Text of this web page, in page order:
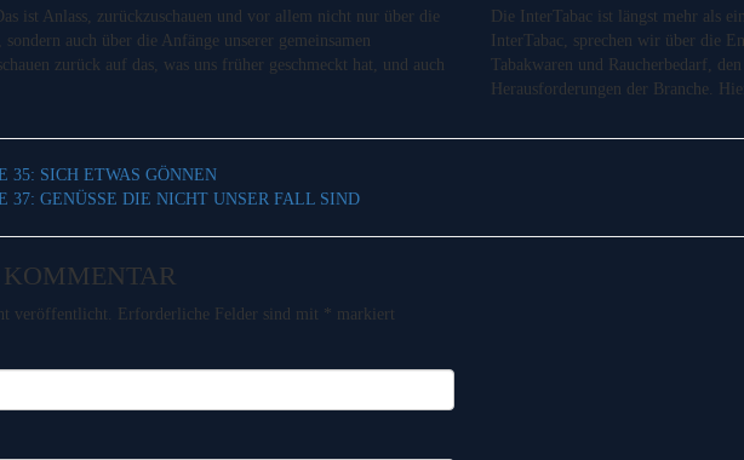
ist Anlass, zurückzuschauen und vor allem nicht nur über die
auch über die Anfänge unserer gemeinsamen
zurück auf das, was uns früher geschmeckt hat, und auch
Die InterTabac ist längst mehr als
InterTabac, sprechen wir über die
Tabakwaren und Raucherbedarf,
Herausforderungen der Branche.
35: SICH ETWAS GÖNNEN
37: GENÜSSE DIE NICHT UNSER FALL SIND
veröffentlicht. Erforderliche Felder sind mit * markiert